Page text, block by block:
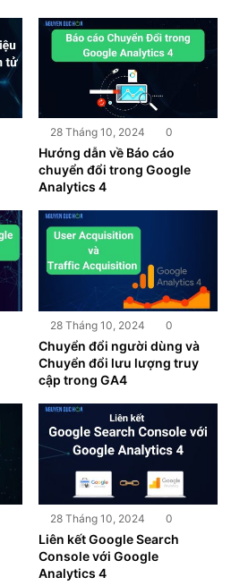
28 Tháng 10, 2024 0
Hướng dẫn về Báo cáo
chuyển đổi trong Google
Analytics 4
28 Tháng 10, 2024 0
Chuyển đổi người dùng và
Chuyển đổi lưu lượng truy
cập trong GA4
28 Tháng 10, 2024 0
Liên kết Google Search
Console với Google
Analytics 4